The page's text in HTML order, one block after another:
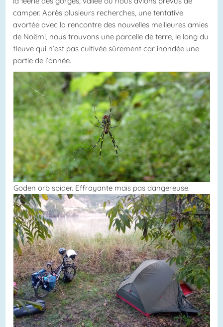
camper. Après plusieurs recherches, une tentative
avortée avec la rencontre des nouvelles meilleures amies
de Noëmi, nous trouvons une parcelle de terre, le long du
fleuve qui n’est pas cultivée sûrement car inondée une
partie de l’année.
Goden orb spider. Effrayante mais pas dangereuse.